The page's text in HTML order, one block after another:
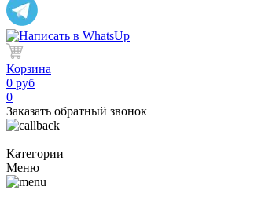
Корзина
0 руб
0
Заказать обратный звонок
Категории
Меню